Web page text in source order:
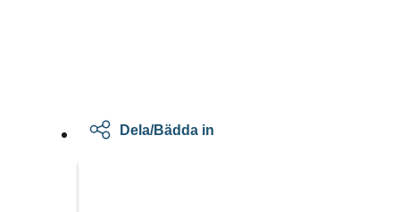
Dela/Bädda in